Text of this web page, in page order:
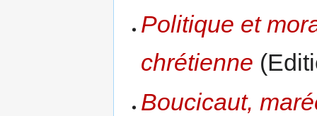
Politique et
chrétienne
Boucicaut,